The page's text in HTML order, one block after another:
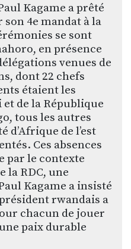
Kagame a prêté
4e mandat à la
se sont
en présence
venues de
dont 22 chefs
étaient les
de la République
tous les autres
d’Afrique de l’est
Ces absences
par le contexte
la RDC, une
Kagame a insisté
rwandais a
chacun de jouer
paix durable